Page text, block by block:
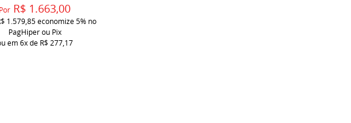
Por R$ 1.663,00
1.579,85economize5% no
PagHiper ou Pix
em6xde R$ 277,17